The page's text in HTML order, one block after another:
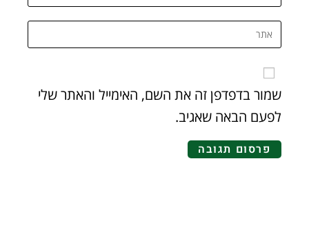
שמור בדפדפן זה את השם, האימייל והאתר שלי
לפעם הבאה שאגיב.